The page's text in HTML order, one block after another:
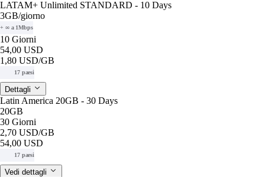
LATAM+ Unlimited STANDARD - 10 Days
3GB/giorno
+ ∞ a 1Mbps
10 Giorni
54,00 USD
1,80 USD/GB
17 paesi
Dettagli
Latin America 20GB - 30 Days
20GB
30 Giorni
2,70 USD/GB
54,00 USD
17 paesi
Vedi dettagli